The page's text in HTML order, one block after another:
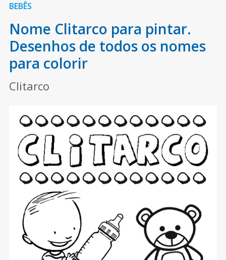
BEBÊS
Nome Clitarco para pintar.
Desenhos de todos os nomes
para colorir
Clitarco